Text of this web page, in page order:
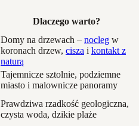
Dlaczego warto?
Domy na drzewach – nocleg w
koronach drzew, cisza i kontakt z
naturą
Tajemnicze sztolnie, podziemne
miasto i malownicze panoramy
Prawdziwa rzadkość geologiczna,
czysta woda, dzikie plaże